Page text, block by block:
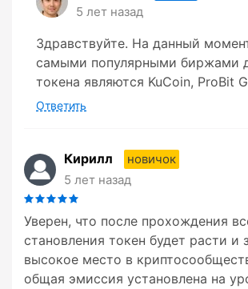
5 лет назад
Здравствуйте. На данный
самыми популярными биржами
токена являются KuCoin, ProBit
Ответить
Кирилл
новичок
5 лет назад
Уверен, что после прохождения
становления токен будет расти и
высокое место в
общая эмиссия установлена на